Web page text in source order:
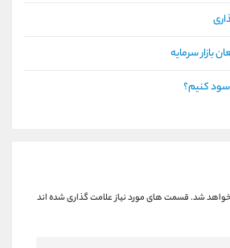
بازار سرمایه
سود کنیم؟
شد.قسمت های مورد نیاز علامت گذاری شده اند